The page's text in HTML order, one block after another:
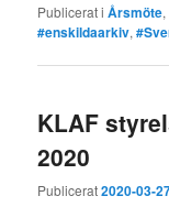
Publicerat i Årsmöte,
#enskildaarkiv,
KLAF
2020
Publicerat2020-03-